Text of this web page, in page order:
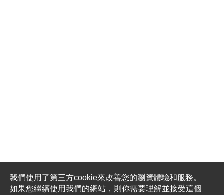
我們使用了第三方cookie來改善您的瀏覽體驗和服務。
如果您繼續使用我們的網站，則你需要理解並接受這個